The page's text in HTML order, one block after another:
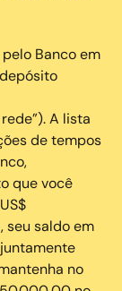
Banco em
A lista
de tempos
que você
seu saldo em
no